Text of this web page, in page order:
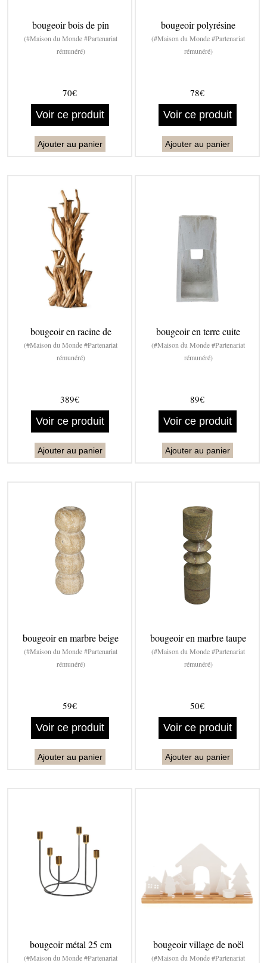
bougeoir bois de pin
(#Maison du Monde #Partenariat
rémunéré)
70€
Voir ce produit
Ajouter au panier
bougeoir polyrésine
(#Maison du Monde #Partenariat
rémunéré)
78€
Voir ce produit
Ajouter au panier
bougeoir en racine de
(#Maison du Monde #Partenariat
rémunéré)
389€
Voir ce produit
Ajouter au panier
bougeoir en terre cuite
(#Maison du Monde #Partenariat
rémunéré)
89€
Voir ce produit
Ajouter au panier
bougeoir en marbre beige
(#Maison du Monde #Partenariat
rémunéré)
59€
Voir ce produit
Ajouter au panier
bougeoir en marbre taupe
(#Maison du Monde #Partenariat
rémunéré)
50€
Voir ce produit
Ajouter au panier
bougeoir métal 25 cm
(#Maison du Monde #Partenariat
bougeoir village de noël
(#Maison du Monde #Partenariat